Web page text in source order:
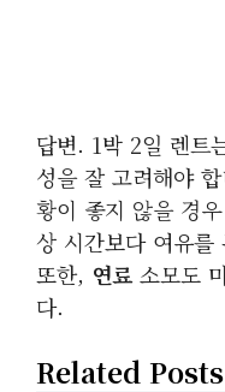
답변. 1박 2일 렌트
성을 잘 고려해야
황이 좋지 않을 경
상 시간보다 여유를
또한, 연료소모도
다.
Related